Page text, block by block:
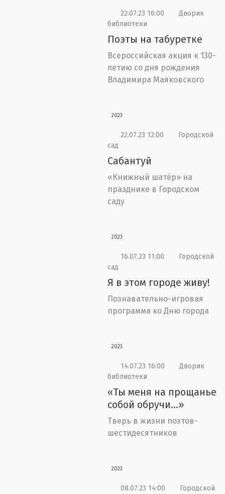
22.07.23 16:00
Дворик
библиотеки
Поэты на табуретке
Всероссийская акция к 130-
летию со дня рождения
Владимира Маяковского
2023
22.07.23 12:00
Городской
сад
Сабантуй
«Книжный шатёр» на
празднике в Городском
саду
2023
16.07.23 11:00
Городской
сад
Я в этом городе живу!
Познавательно-игровая
программа ко Дню города
2023
14.07.23 16:00
Дворик
библиотеки
«Ты меня на прощанье
собой обручи...»
Тверь в жизни поэтов-
шестидесятников
2023
08.07.23 14:00
Городской